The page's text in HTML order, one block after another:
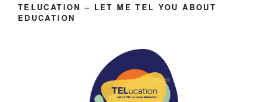
TELUCATION – LET ME TEL YOU ABOUT
EDUCATION